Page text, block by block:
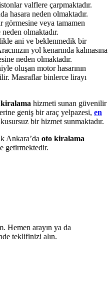
valflere çarpmaktadır.
hasara neden olmaktadır.
veya tamamen
olmaktadır.
ani ve beklenmedik bir
yol kenarında kalmasına
neden olmaktadır.
oluşan motor hasarının
Masraflar binlerce lirayı
hizmeti sunan güvenilir
geniş bir araç yelpazesi, en
bir hizmet sunmaktadır.
Ankara’da oto kiralama
getirmektedir.
Hemen arayın ya da
teklifinizi alın.